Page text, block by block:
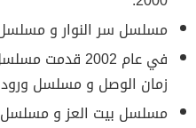
مسلسل سر النوار و مسلسل ذي
في عام 2002
زمان الوصل و مسلسل
مسلسل بيت العز و مسلسل